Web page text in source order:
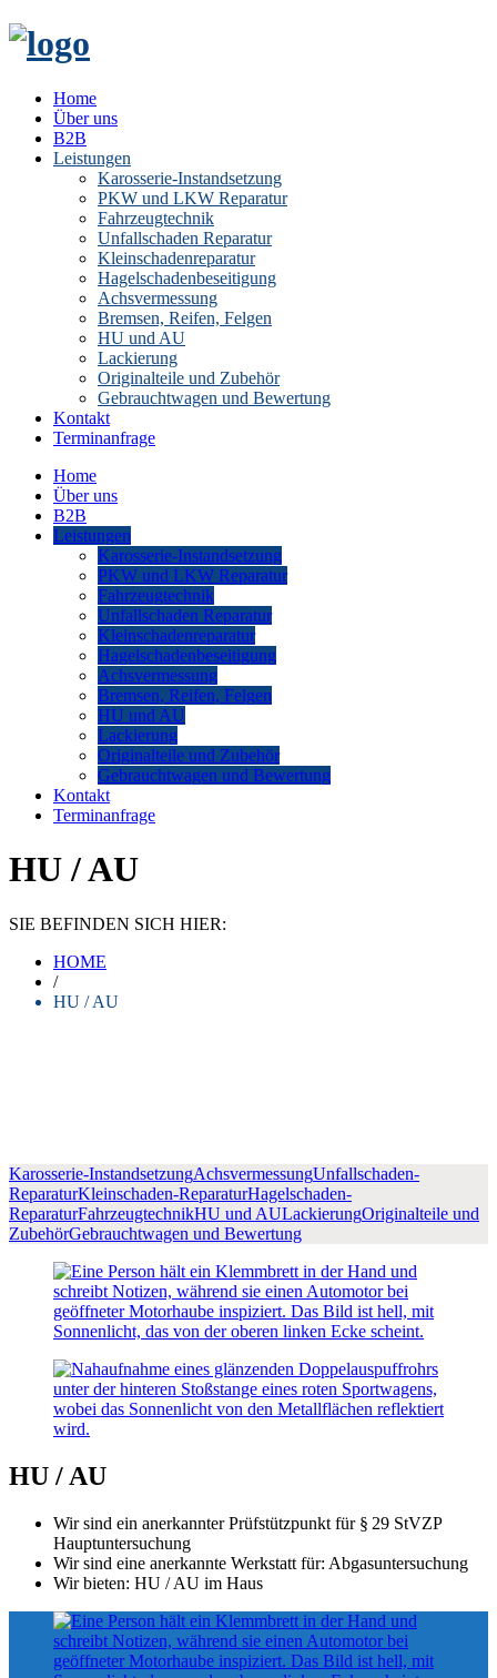
Home
Über uns
B2B
Leistungen
Karosserie-Instandsetzung
PKW und LKW Reparatur
Fahrzeugtechnik
Unfallschaden Reparatur
Kleinschadenreparatur
Hagelschadenbeseitigung
Achsvermessung
Bremsen, Reifen, Felgen
HU und AU
Lackierung
Originalteile und Zubehör
Gebrauchtwagen und Bewertung
Kontakt
Terminanfrage
Home
Über uns
B2B
Leistungen
Karosserie-Instandsetzung
PKW und LKW Reparatur
Fahrzeugtechnik
Unfallschaden Reparatur
Kleinschadenreparatur
Hagelschadenbeseitigung
Achsvermessung
Bremsen, Reifen, Felgen
HU und AU
Lackierung
Originalteile und Zubehör
Gebrauchtwagen und Bewertung
Kontakt
Terminanfrage
HU / AU
SIE BEFINDEN SICH HIER:
HOME
/
HU / AU
Karosserie-InstandsetzungAchsvermessungUnfallschaden-
ReparaturKleinschaden-ReparaturHagelschaden-
ReparaturFahrzeugtechnikHU und AULackierungOriginalteile und
ZubehörGebrauchtwagen und Bewertung
HU / AU
Wir sind ein anerkannter Prüfstützpunkt für § 29 StVZP
Hauptuntersuchung
Wir sind eine anerkannte Werkstatt für: Abgasuntersuchung
Wir bieten: HU / AU im Haus